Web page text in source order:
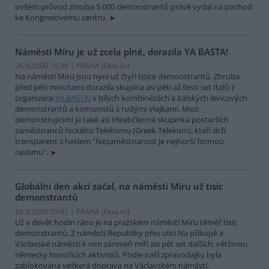
ovšem průvod zhruba 5 000 demonstrantů právě vydal na pochod
ke Kongresovému centru.
Náměstí Míru je už zcela plné, dorazila YA BASTA!
26.9.2000 10:36 | PRAHA (EkoList)
Na náměstí Míru jsou nyní už čtyři tisíce demonstrantů. Zhruba
před pěti minutami dorazila skupina asi pěti až šesti set Italů z
organizaceYA BASTA! v bílých kombinézách a italských levicových
demonstrantů a komunistů s rudými vlajkami. Mezi
demonstrujícími je také asi třicetičlenná skupinka postarších
zaměstnanců řeckého Telekomu (Greek Telekom), kteří drží
transparent s heslem "Nezaměstnanost je nejhorší formou
rasismu".
Globální den akcí začal, na náměstí Míru už tisíc
demonstrantů
26.9.2000 09:01 | PRAHA (EkoList)
Už v devět hodin ráno je na pražském náměstí Míru téměř tisíc
demonstrantů. Z náměstí Republiky přes ulici Na příkopě a
Václavské náměstí k nim zároveň míří asi pět set dalších, většinou
německy hovořících aktivistů. Podle naší zpravodajky byla
zablokována veškerá doprava na Václavském náměstí.